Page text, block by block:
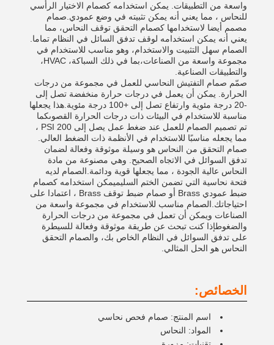
واسعة من التطبيقات. يمكن استخدامه كصمام الاختيار الرأسي
للنحاس ، مما يعني أنه يمكن تثبيته في وضع عمودي.صمام
مصمم أيضا لاستخدامها كصمام التحقق توقف النحاس، مما
يعني أنه يمكن استخدامه لوقف تدفق السائل في النظام تماما.
الصمام سهل التثبيت والاستخدام، وهو مناسب للاستخدام في
مجموعة واسعة من الصناعات،بما في ذلك السباكة، HVAC،
والتطبيقات الصناعية.
صمّم صمام التفتيش النحاسي للعمل في مجموعة من درجات
الحرارة. يمكن أن يعمل في درجات حرارة منخفضة تصل إلى
-20 درجة مئوية وارتفاع تصل إلى +100 درجة مئوية.هذا يجعلها
مناسبة للاستخدام في البيئات ذات درجات الحرارة القصوىكما
تم تصميم الصمام للعمل عند ضغط عمل يصل إلى 200 PSI ،
مما يجعله مناسبًا للاستخدام في الأنظمة ذات الضغط العالي.
صمام التحقق من النحاس هو وسيلة موثوقة وفعالة لضمان
تدفق السوائل في الاتجاه الصحيح. وهي مصنوعة من مادة
النحاس عالية الجودة ، مما يجعلها قوية ودائمة.الصمام لديه
فتحة نحاسية التي تضمن الختم السليميمكن استخدامه كصمام
ضبط عمودي Brass أو صمام ضبط توقف Brass ، اعتمادا على
احتياجاتك.الصمام مناسب للاستخدام في مجموعة واسعة من
الصناعات ويمكن أن تعمل في مجموعة من درجات الحرارة
والضغوطإذا كنت تبحث عن طريقة موثوقة وفعالة للسيطرة
على تدفق السوائل في النظام الخاص بك، والصمام التحقق
النحاس هو الحل المثالي.
الخصائص:
اسم المنتج: صمام فحص نحاسي
المواد: النحاس